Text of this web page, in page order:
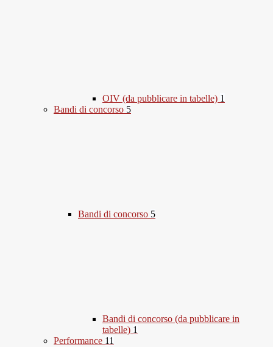
OIV (da pubblicare in tabelle) 1
Bandi di concorso 5
Bandi di concorso 5
Bandi di concorso (da pubblicare in
tabelle) 1
Performance 11